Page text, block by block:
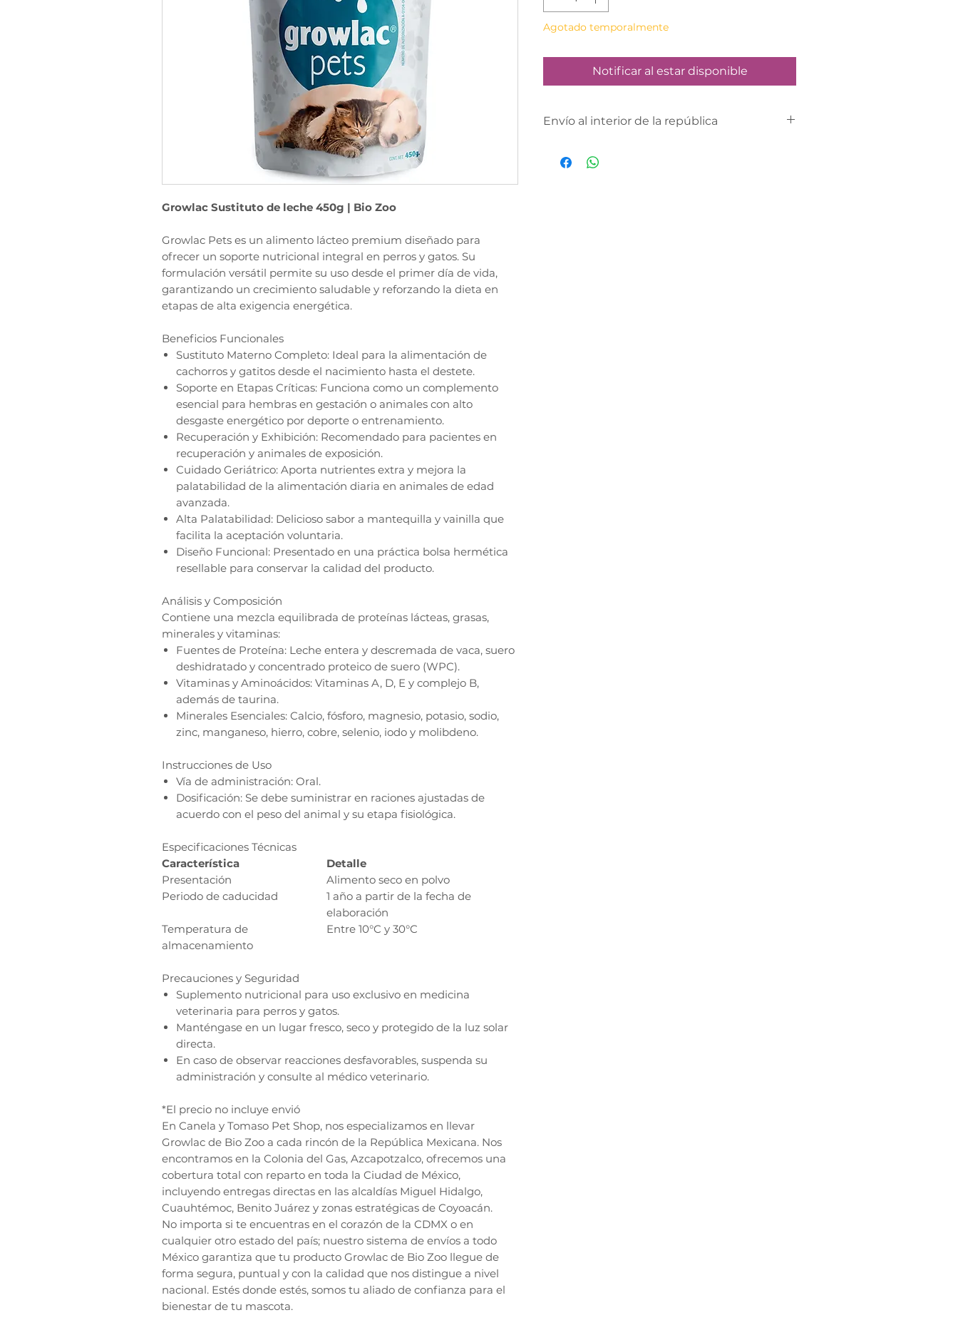
Growlac Sustituto de leche 450g | Bio Zoo
Growlac Pets es un alimento lácteo premium diseñado para
ofrecer un soporte nutricional integral en perros y gatos. Su
formulación versátil permite su uso desde el primer día de vida,
garantizando un crecimiento saludable y reforzando la dieta en
etapas de alta exigencia energética.
Beneficios Funcionales
Sustituto Materno Completo: Ideal para la alimentación de
cachorros y gatitos desde el nacimiento hasta el destete.
Soporte en Etapas Críticas: Funciona como un complemento
esencial para hembras en gestación o animales con alto
desgaste energético por deporte o entrenamiento.
Recuperación y Exhibición: Recomendado para pacientes en
recuperación y animales de exposición.
Cuidado Geriátrico: Aporta nutrientes extra y mejora la
palatabilidad de la alimentación diaria en animales de edad
avanzada.
Alta Palatabilidad: Delicioso sabor a mantequilla y vainilla que
facilita la aceptación voluntaria.
Diseño Funcional: Presentado en una práctica bolsa hermética
resellable para conservar la calidad del producto.
Análisis y Composición
Contiene una mezcla equilibrada de proteínas lácteas, grasas,
minerales y vitaminas:
Fuentes de Proteína: Leche entera y descremada de vaca, suero
deshidratado y concentrado proteico de suero (WPC).
Vitaminas y Aminoácidos: Vitaminas A, D, E y complejo B,
además de taurina.
Minerales Esenciales: Calcio, fósforo, magnesio, potasio, sodio,
zinc, manganeso, hierro, cobre, selenio, iodo y molibdeno.
Instrucciones de Uso
Vía de administración: Oral.
Dosificación: Se debe suministrar en raciones ajustadas de
acuerdo con el peso del animal y su etapa fisiológica.
Especificaciones Técnicas
Característica
Detalle
Presentación
Alimento seco en polvo
Periodo de caducidad
1 año a partir de la fecha de
elaboración
Temperatura de
almacenamiento
Entre 10°C y 30°C
Precauciones y Seguridad
Suplemento nutricional para uso exclusivo en medicina
veterinaria para perros y gatos.
Manténgase en un lugar fresco, seco y protegido de la luz solar
directa.
En caso de observar reacciones desfavorables, suspenda su
administración y consulte al médico veterinario.
*El precio no incluye envió
En Canela y Tomaso Pet Shop, nos especializamos en llevar
Growlac de Bio Zoo a cada rincón de la República Mexicana. Nos
encontramos en la Colonia del Gas, Azcapotzalco, ofrecemos una
cobertura total con reparto en toda la Ciudad de México,
incluyendo entregas directas en las alcaldías Miguel Hidalgo,
Cuauhtémoc, Benito Juárez y zonas estratégicas de Coyoacán.
No importa si te encuentras en el corazón de la CDMX o en
cualquier otro estado del país; nuestro sistema de envíos a todo
México garantiza que tu producto Growlac de Bio Zoo llegue de
forma segura, puntual y con la calidad que nos distingue a nivel
nacional. Estés donde estés, somos tu aliado de confianza para el
bienestar de tu mascota.
Agotado temporalmente
Notificar al estar disponible
Envío al interior de la república
poder cotizar tu envío al interior de la